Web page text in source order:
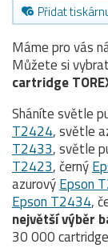
Přidat
Máme pro vás
Můžete si
cartridge
Sháníte světle
T2424, světle
T2433, světle
T2423, černý
azurovýEpson
Epson T2434,
největší výběr
30 000